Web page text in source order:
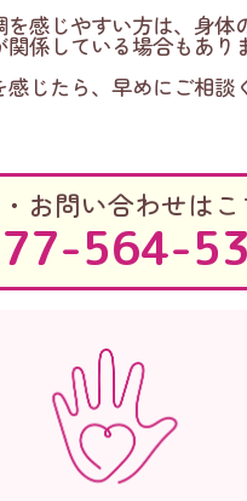
を感じやすい方は、身体
係している場合もあり
じたら、早めにご相談
お問い合わせはこ
564-